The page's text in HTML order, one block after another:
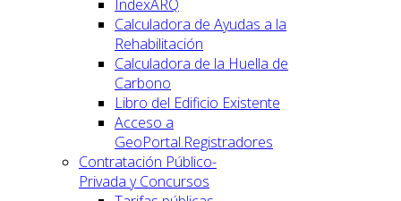
IndexARQ
Calculadora de Ayudas a la
Rehabilitación
Calculadora de la Huella de
Carbono
Libro del Edificio Existente
Acceso a
GeoPortal.Registradores
Contratación Público-
Privada y Concursos